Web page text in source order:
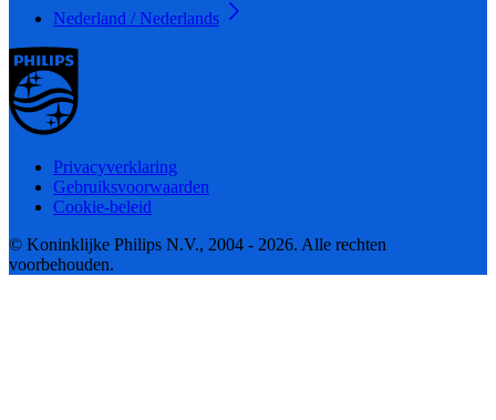
Nederland / Nederlands
Privacyverklaring
Gebruiksvoorwaarden
Cookie-beleid
© Koninklijke Philips N.V., 2004 - 2026. Alle rechten
voorbehouden.